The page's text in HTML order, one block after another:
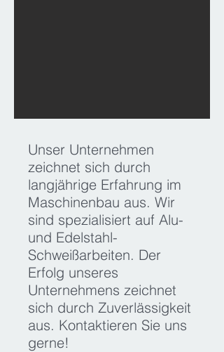
Unser Unternehmen
zeichnet sich durch
langjährige Erfahrung im
Maschinenbau aus. Wir
sind spezialisiert auf Alu-
und Edelstahl-
Schweißarbeiten. Der
Erfolg unseres
Unternehmens zeichnet
sich durch Zuverlässigkeit
aus. Kontaktieren Sie uns
gerne!